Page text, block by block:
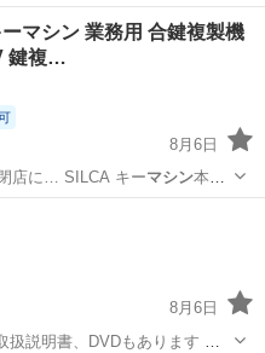
マシン 業務用 合鍵複製機
鍵複…
8月6日
です。 店舗閉店に… SILCA キーマシン本体
ィ
8月6日
扱説明書、DVDもあります 中